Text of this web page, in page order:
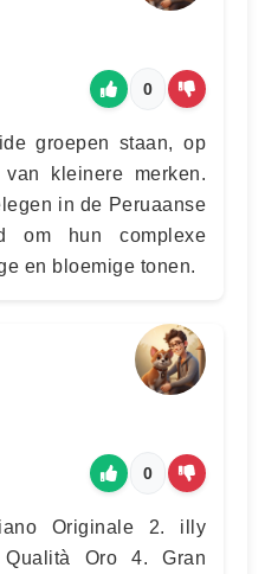
0
groepen staan, op
kleinere merken.
in de Peruaanse
om hun complexe
en bloemige tonen.
0
Originale 2. illy
Oro 4. Gran